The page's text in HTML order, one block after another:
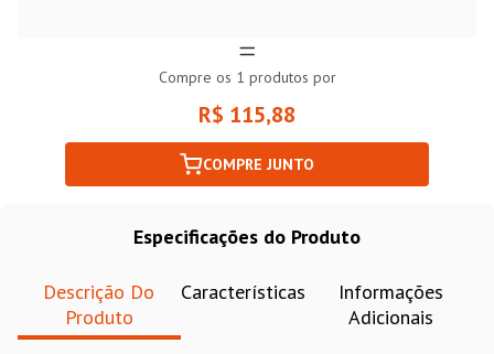
Compre os 1 produtos por
R$ 115,88
COMPRE JUNTO
Especificações do Produto
Descrição Do
Produto
Características
Informações
Adicionais